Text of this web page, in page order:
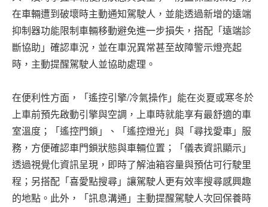
在車輛遭到破壞時主動通知駕駛人，並能透過新增的遠端
抑制器功能限制車輛移動避免進一步損失，搭配「遠端診
斷協助」確認車況，並在車況異常甚至故障警示燈亮起
時，主動提醒駕駛人並協助處理。
在便利性方面，「遙控引擎/冷氣操作」能在炎夏或寒冬於
上車前預先啟動引擎與空調，上車時就能享有最舒適的車
室溫度；「遙控門鎖」、「遙控燈光」與「尋找愛車」服
務，方便確認車門鎖狀態與車輛位置；「儀表資訊顯示」
透過視覺化資訊呈現，即時了解油箱容量與預估可行駛里
程；另搭配「喜愛點搜尋」讓駕駛人更有效率搜尋感興趣
的地點。此外，「訊息溝通」主動提醒駕駛人次回保養時